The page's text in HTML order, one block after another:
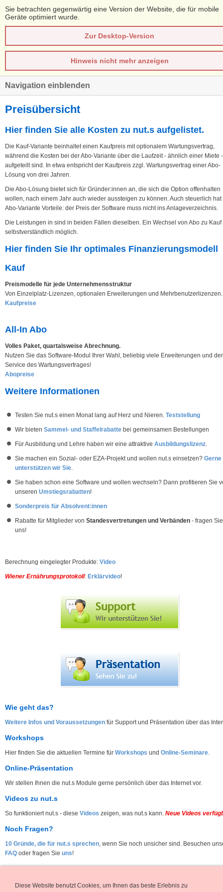
Sie betrachten gegenwärtig eine Version der Website, die für mobile
Geräte optimiert wurde.
Zur Desktop-Version
Hinweis nicht mehr anzeigen
Navigation einblenden
Preisübersicht
Hier finden Sie alle Kosten zu nut.s aufgelistet.
Die Kauf-Variante beinhaltet einen Kaufpreis mit optionalem Wartungsvertrag,
während die Kosten bei der Abo-Variante über die Laufzeit - ähnlich einer Miete -
aufgeteilt sind. In etwa entspricht der Kaufpreis zzgl. Wartungsvertrag einer Abo-
Lösung von drei Jahren.
Die Abo-Lösung bietet sich für Gründer:innen an, die sich die Option offenhalten
wollen, nach einem Jahr auch wieder aussteigen zu können. Auch steuerlich hat
Abo-Variante Vorteile: der Preis der Software muss nicht ins Anlageverzeichnis.
Die Leistungen in sind in beiden Fällen dieselben. Ein Wechsel von Abo zu Kauf
selbstverständlich möglich.
Hier finden Sie Ihr optimales Finanzierungsmodell
Kauf
Preismodelle für jede Unternehmensstruktur
Von Einzelplatz-Lizenzen, optionalen Erweiterungen und Mehrbenutzerlizenzen.
Kaufpreise
All-In Abo
Volles Paket, quartalsweise Abrechnung.
Nutzen Sie das Software-Modul Ihrer Wahl, beliebig viele Erweiterungen und
Service des Wartungsvertrages!
Abopreise
Weitere Informationen
Testen Sie nut.s einen Monat lang auf Herz und Nieren. Teststellung
Wir bieten Sammel- und Staffelrabatte bei gemeinsamen Bestellungen
Für Ausbildung und Lehre haben wir eine attraktive Ausbildungslizenz.
Sie machen ein Sozial- oder EZA-Projekt und wollen nut.s einsetzen? Gerne
unterstützen wir Sie.
Sie haben schon eine Software und wollen wechseln? Dann profitieren Sie
unseren Umstiegsrabatten!
Sonderpreis für Absolvent:innen
Rabatte für Mitglieder von Standesvertretungen und Verbänden - fragen Sie
uns!
Berechnung eingelegter Produkte: Video
Wiener Ernährungsprotokoll: Erklärvideo!
Wie geht das?
Weitere Infos und Voraussetzungen für Support und Präsentation über das
Workshops
Hier finden Sie die aktuellen Termine für Workshops und Online-Seminare.
Online-Präsentation
Wir stellen Ihnen die nut.s Module gerne persönlich über das Internet vor.
Videos zu nut.s
So funktioniert nut.s - diese Videos zeigen, was nut.s kann. Neue Videos
Noch Fragen?
10 Gründe, die für nut.s sprechen, wenn Sie noch unsicher sind. Besuchen
FAQ oder fragen Sie uns!
Sicherheit geht vor
nut.s besitzt ein Softwarezertifikat und ist über www.sectigo.com signiert und gegen Viren
Diese Website benutzt Cookies, um Ihnen das beste Erlebnis zu